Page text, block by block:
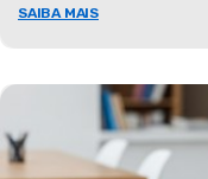
SAIBA MAIS